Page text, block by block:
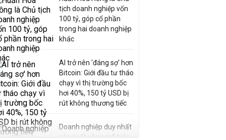
tịch doanh nghiệp vốn
100 tỷ, góp cổ phần
trong hai doanh nghiệp
khác
AI trở nên 'đáng sợ' hơn
Bitcoin: Giới đầu tư tháo
chạy vì thị trường bốc
hơi 40%, 150 tỷ USD bị
rút không thương tiếc
Doanh nghiệp duy nhất
sản xuất vàng mã trên